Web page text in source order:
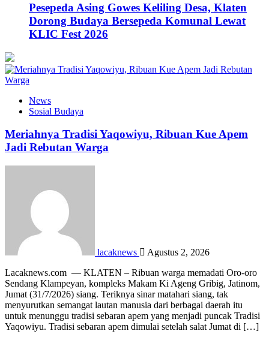
Pesepeda Asing Gowes Keliling Desa, Klaten
Dorong Budaya Bersepeda Komunal Lewat
KLIC Fest 2026
News
Sosial Budaya
Meriahnya Tradisi Yaqowiyu, Ribuan Kue Apem
Jadi Rebutan Warga
lacaknews
Agustus 2, 2026
Lacaknews.com — KLATEN – Ribuan warga memadati Oro-oro
Sendang Klampeyan, kompleks Makam Ki Ageng Gribig, Jatinom,
Jumat (31/7/2026) siang. Teriknya sinar matahari siang, tak
menyurutkan semangat lautan manusia dari berbagai daerah itu
untuk menunggu tradisi sebaran apem yang menjadi puncak Tradisi
Yaqowiyu. Tradisi sebaran apem dimulai setelah salat Jumat di […]